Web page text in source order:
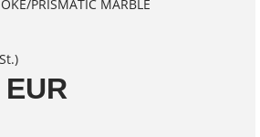
PRISMATIC MARBLE